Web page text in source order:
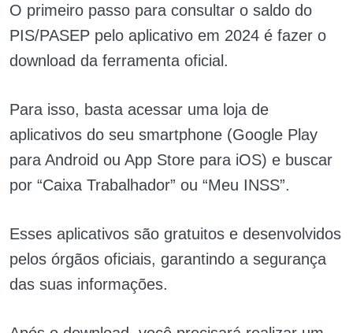
O primeiro passo para consultar o saldo do
PIS/PASEP pelo aplicativo em 2024 é fazer o
download da ferramenta oficial.
Para isso, basta acessar uma loja de
aplicativos do seu smartphone (Google Play
para Android ou App Store para iOS) e buscar
por “Caixa Trabalhador” ou “Meu INSS”.
Esses aplicativos são gratuitos e desenvolvidos
pelos órgãos oficiais, garantindo a segurança
das suas informações.